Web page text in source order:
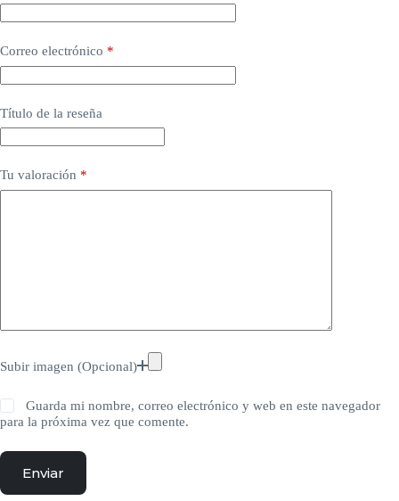
Correo electrónico *
Título de la reseña
Tu valoración *
Subir imagen (Opcional)
Guarda mi nombre, correo electrónico y web en este navegador
para la próxima vez que comente.
Enviar